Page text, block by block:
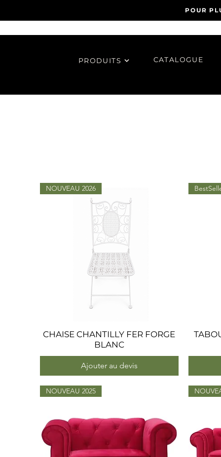
POUR
PRODUITS CATALOGUE
Aperçu rapide
NOUVEAU 2026
CHAISE CHANTILLY FER FORGE
BLANC
Ajouter au devis
NOUVEAU 2025